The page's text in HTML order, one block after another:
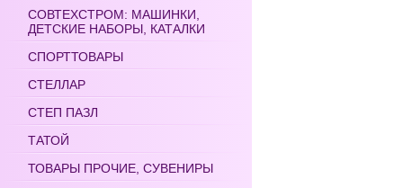
СОВТЕХСТРОМ: МАШИНКИ,
ДЕТСКИЕ НАБОРЫ, КАТАЛКИ
СПОРТТОВАРЫ
СТЕЛЛАР
СТЕП ПАЗЛ
ТАТОЙ
ТОВАРЫ ПРОЧИЕ, СУВЕНИРЫ